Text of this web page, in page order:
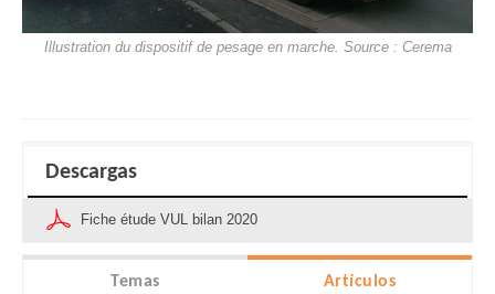
Illustration du dispositif de pesage en marche. Source : Cerema
Descargas
Fiche étude VUL bilan 2020
Temas Artículos